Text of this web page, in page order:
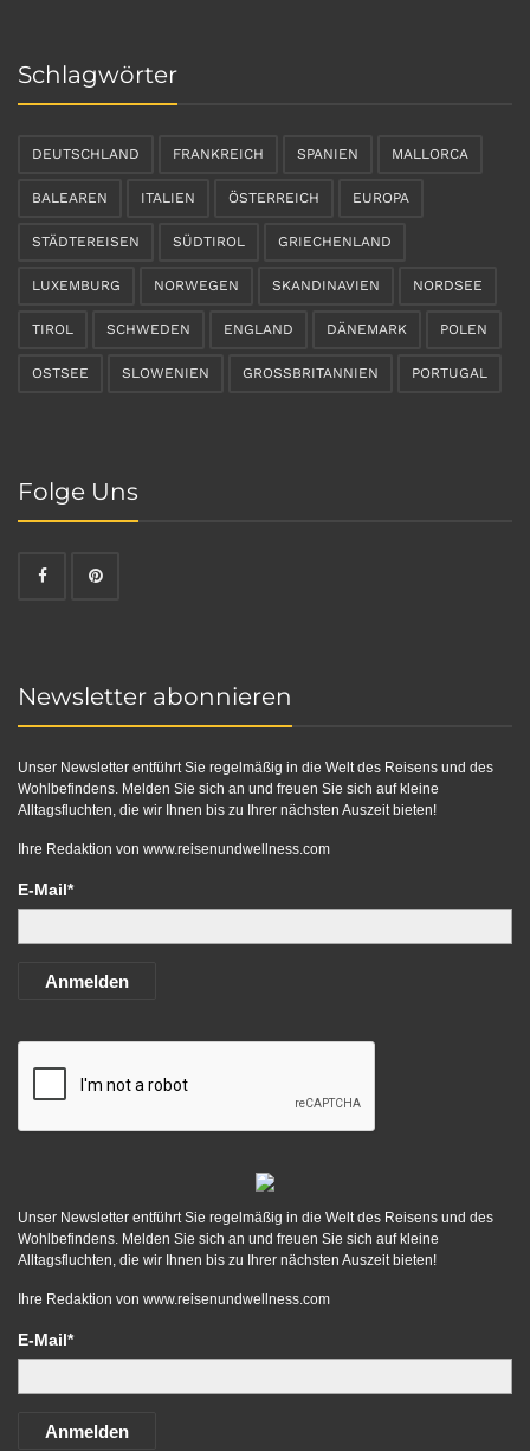
Schlagwörter
DEUTSCHLAND FRANKREICH SPANIEN MALLORCA
BALEAREN ITALIEN ÖSTERREICH EUROPA
STÄDTEREISEN SÜDTIROL GRIECHENLAND
LUXEMBURG NORWEGEN SKANDINAVIEN NORDSEE
TIROL SCHWEDEN ENGLAND DÄNEMARK POLEN
OSTSEE SLOWENIEN GROSSBRITANNIEN PORTUGAL
Folge Uns
Newsletter abonnieren
Unser Newsletter entführt Sie regelmäßig in die Welt des Reisens und des
Wohlbefindens. Melden Sie sich an und freuen Sie sich auf kleine
Alltagsfluchten, die wir Ihnen bis zu Ihrer nächsten Auszeit bieten!
Ihre Redaktion von www.reisenundwellness.com
E-Mail*
Anmelden
Unser Newsletter entführt Sie regelmäßig in die Welt des Reisens und des
Wohlbefindens. Melden Sie sich an und freuen Sie sich auf kleine
Alltagsfluchten, die wir Ihnen bis zu Ihrer nächsten Auszeit bieten!
Ihre Redaktion von www.reisenundwellness.com
E-Mail*
Anmelden